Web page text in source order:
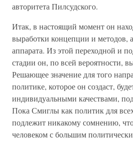
авторитета Пилсудского.
Итак, в настоящий момент он
выработки концепции и методов,
аппарата. Из этой переходной и
стадии он, по всей вероятности,
Решающее значение для того
политике, которое он создаст,
индивидуальными качествами,
Пока Смиглы как политик для
подлежит никакому сомнению,
человеком с большим